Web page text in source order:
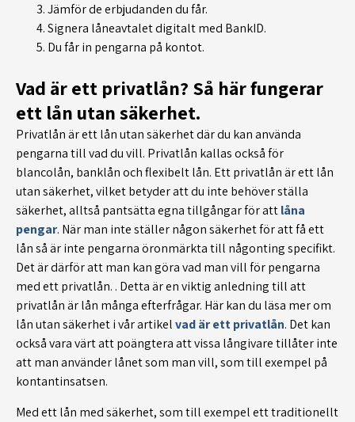
Jämför de erbjudanden du får.
Signera låneavtalet digitalt med BankID.
Du får in pengarna på kontot.
Vad är ett privatlån? Så här fungerar
ett lån utan säkerhet.
Privatlån är ett lån utan säkerhet där du kan använda
pengarna till vad du vill. Privatlån kallas också för
blancolån, banklån och flexibelt lån. Ett privatlån är ett lån
utan säkerhet, vilket betyder att du inte behöver ställa
säkerhet, alltså pantsätta egna tillgångar för attlåna
pengar. När man inte ställer någon säkerhet för att få ett
lån så är inte pengarna öronmärkta till någonting specifikt.
Det är därför att man kan göra vad man vill för pengarna
med ett privatlån. . Detta är en viktig anledning till att
privatlån är lån många efterfrågar. Här kan du läsa mer om
lån utan säkerhet i vår artikelvad är ett privatlån. Det kan
också vara värt att poängtera att vissa långivare tillåter inte
att man använder lånet som man vill, som till exempel på
kontantinsatsen.
Med ett lån med säkerhet, som till exempel ett traditionellt